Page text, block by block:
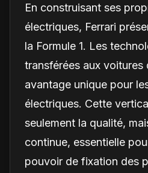
En construisant ses
électriques, Ferrari
la Formule 1. Les
transférées aux
avantage unique pour
électriques. Cette
seulement la qualité,
continue, essentielle
pouvoir de fixation des